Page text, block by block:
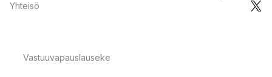
Yhteisö
Vastuuvapauslauseke